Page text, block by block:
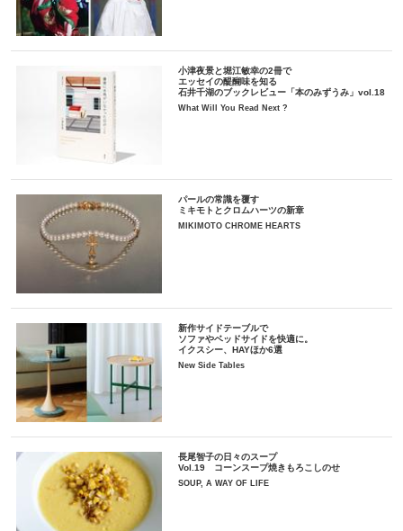
小津夜景と堀江敏幸の2冊で
エッセイの醍醐味を知る
石井千湖のブックレビュー「本のみずうみ」vol.18
What Will You Read Next ?
パールの常識を覆す
ミキモトとクロムハーツの新章
MIKIMOTO CHROME HEARTS
新作サイドテーブルで
ソファやベッドサイドを快適に。
イクスシー、HAYほか6選
New Side Tables
長尾智子の日々のスープ
Vol.19 コーンスープ焼きもろこしのせ
SOUP, A WAY OF LIFE